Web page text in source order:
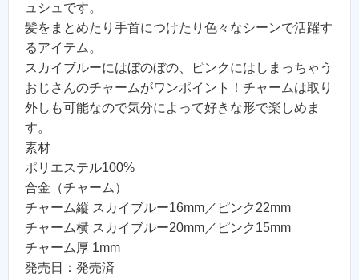
ュシュです。
髪をまとめたり手首につけたり色々なシーンで活躍す
るアイテム。
スカイブルーにはぼのぼの、ピンクにはしまっちゃう
おじさんのチャームがワンポイント！チャームは取り
外しも可能なので気分によって好きな形で楽しめま
す。
素材
ポリエステル100%
合金（チャーム）
チャーム縦 スカイブルー16mm／ピンク22mm
チャーム横 スカイブルー20mm／ピンク15mm
チャーム厚 1mm
発売日：発売済